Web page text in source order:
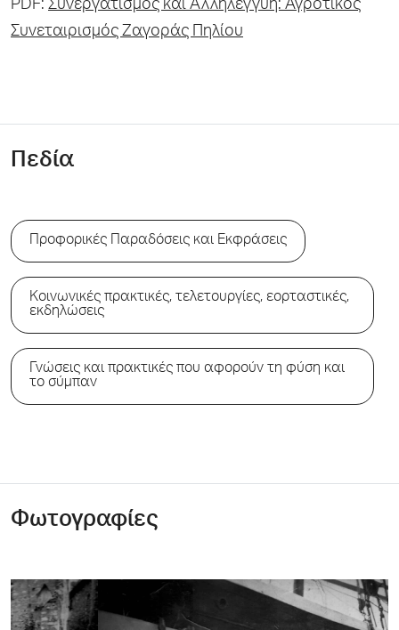
PDF: Συνεργατισμός και Αλληλεγγύη: Αγροτικός
Συνεταιρισμός Ζαγοράς Πηλίου
Πεδία
Προφορικές Παραδόσεις και Εκφράσεις
Κοινωνικές πρακτικές, τελετουργίες, εορταστικές,
εκδηλώσεις
Γνώσεις και πρακτικές που αφορούν τη φύση και
το σύμπαν
Φωτογραφίες